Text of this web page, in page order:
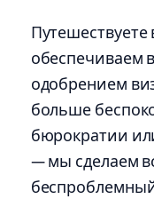
обеспечиваем
одобрением
больше
бюрократии
— мы сделаем